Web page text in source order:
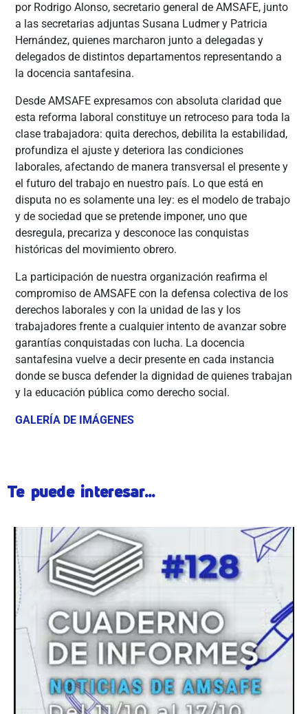
por Rodrigo Alonso, secretario general de AMSAFE, junto
a las secretarias adjuntas Susana Ludmer y Patricia
Hernández, quienes marcharon junto a delegadas y
delegados de distintos departamentos representando a
la docencia santafesina.
Desde AMSAFE expresamos con absoluta claridad que
esta reforma laboral constituye un retroceso para toda la
clase trabajadora: quita derechos, debilita la estabilidad,
profundiza el ajuste y deteriora las condiciones
laborales, afectando de manera transversal el presente y
el futuro del trabajo en nuestro país. Lo que está en
disputa no es solamente una ley: es el modelo de trabajo
y de sociedad que se pretende imponer, uno que
desregula, precariza y desconoce las conquistas
históricas del movimiento obrero.
La participación de nuestra organización reafirma el
compromiso de AMSAFE con la defensa colectiva de los
derechos laborales y con la unidad de las y los
trabajadores frente a cualquier intento de avanzar sobre
garantías conquistadas con lucha. La docencia
santafesina vuelve a decir presente en cada instancia
donde se busca defender la dignidad de quienes trabajan
y la educación pública como derecho social.
GALERÍA DE IMÁGENES
Te puede interesar...